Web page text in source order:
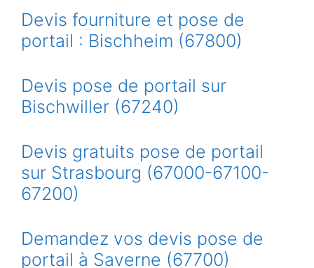
Devis fourniture et pose de
portail : Bischheim (67800)
Devis pose de portail sur
Bischwiller (67240)
Devis gratuits pose de portail
sur Strasbourg (67000-67100-
67200)
Demandez vos devis pose de
portail à Saverne (67700)